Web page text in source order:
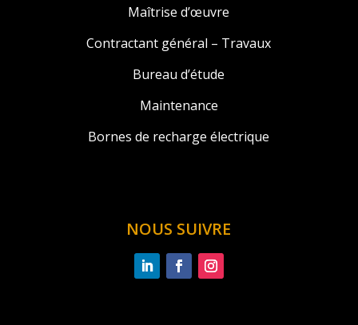
Maîtrise d’œuvre
Contractant général – Travaux
Bureau d’étude
Maintenance
Bornes de recharge électrique
NOUS SUIVRE